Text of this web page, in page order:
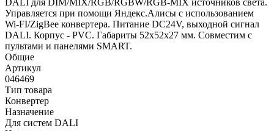
Управляется при помощи Яндекс.Алисы с использованием
Wi-FI/ZigBee конвертера. Питание DC24V, выходной сигнал
DALI. Корпус - PVC. Габариты 52х52х27 мм. Совместим с
пультами и панелями SMART.
Общие
Артикул
046469
Тип товара
Конвертер
Назначение
Для систем DALI